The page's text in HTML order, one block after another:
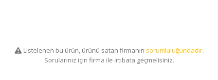
Listelenen bu ürün, ürünü satan firmanın sorumluluğundadır.
Sorularınız için firma ile irtibata geçmelisiniz.